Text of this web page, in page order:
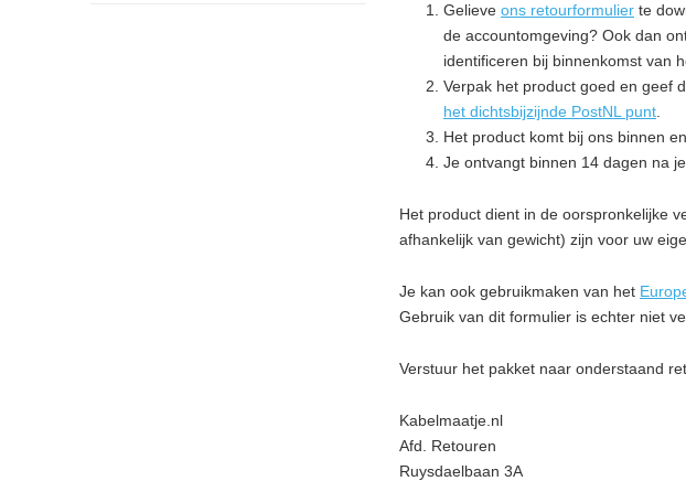
Gelieve ons retourformulier te
de accountomgeving? Ook dan
identificeren bij binnenkomst van
Verpak het product goed en geef
het dichtsbijzijnde PostNL punt
Het product komt bij ons binnen
Je ontvangt binnen 14 dagen na
Het product dient in de oorspronkelijke
afhankelijk van gewicht) zijn voor uw
Je kan ook gebruikmaken van het
Gebruik van dit formulier is echter niet
Verstuur het pakket naar onderstaand
Kabelmaatje.nl
Afd. Retouren
Ruysdaelbaan 3A